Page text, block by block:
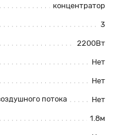
концентратор
3
2200Вт
Нет
Нет
потока Нет
1.8м